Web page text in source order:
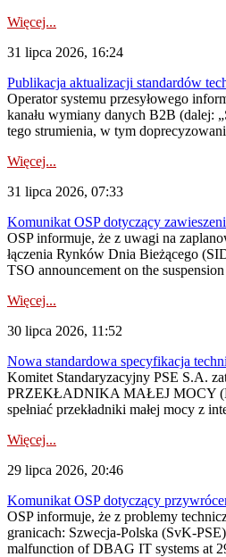
Więcej...
31 lipca 2026, 16:24
Publikacja aktualizacji standardów
Operator systemu przesyłowego
kanału wymiany danych B2B (dalej:
tego strumienia, w tym
Więcej...
31 lipca 2026, 07:33
Komunikat OSP dotyczący
OSP informuje, że z uwagi na
łączenia Rynków Dnia Bieżącego
TSO announcement on the
Więcej...
30 lipca 2026, 11:52
Nowa standardowa specyfikacja
Komitet Standaryzacyjny PSE S.A.
PRZEKŁADNIKA MAŁEJ MOCY
spełniać przekładniki małej mocy z
Więcej...
29 lipca 2026, 20:46
Komunikat OSP dotyczący
OSP informuje, że z problemy
granicach: Szwecja-Polska (SvK-
malfunction of DBAG IT systems at